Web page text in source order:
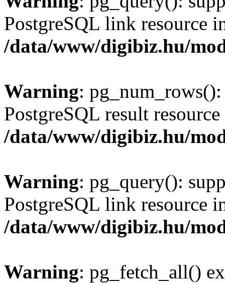
PostgreSQL link resource
/data/www/digibiz.hu/
Warning:
PostgreSQL result
/data/www/digibiz.hu/
Warning: pg_query():
PostgreSQL link resource
/data/www/digibiz.hu/
Warning: pg_fetch_all()